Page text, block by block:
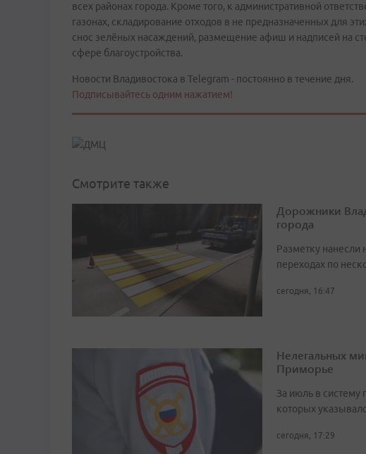
всех районах города. Кроме того, к административной
газонах, складирование отходов в не предназначенных для
снос зелёных насаждений, размещение афиш и надписей на
сфере благоустройства.
Новости Владивостока в Telegram - постоянно в течение дня.
Подписывайтесь одним нажатием!
Смотрите также
Дорожники
города
Разметку нанесли
переходах по
сегодня, 16:47
Нелегальных
Приморье
За июль в систему
которых
сегодня, 17:29